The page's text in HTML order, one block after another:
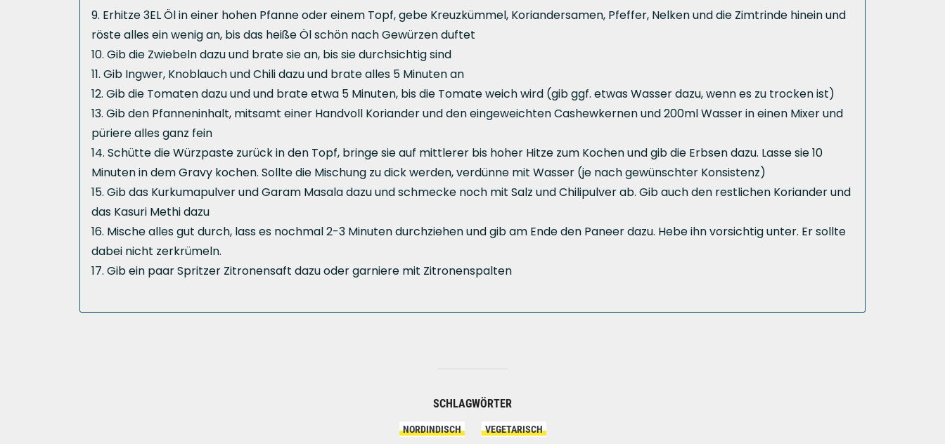
Erhitze 3EL Öl in einer hohen Pfanne oder einem Topf, gebe Kreuzkümmel, Koriandersamen, Pfeffer, Nelken und die Zimtrinde hinein und
röste alles ein wenig an, bis das heiße Öl schön nach Gewürzen duftet
Gib die Zwiebeln dazu und brate sie an, bis sie durchsichtig sind
Gib Ingwer, Knoblauch und Chili dazu und brate alles 5 Minuten an
Gib die Tomaten dazu und und brate etwa 5 Minuten, bis die Tomate weich wird (gib ggf. etwas Wasser dazu, wenn es zu trocken ist)
Gib den Pfanneninhalt, mitsamt einer Handvoll Koriander und den eingeweichten Cashewkernen und 200ml Wasser in einen Mixer und
püriere alles ganz fein
Schütte die Würzpaste zurück in den Topf, bringe sie auf mittlerer bis hoher Hitze zum Kochen und gib die Erbsen dazu. Lasse sie 10
Minuten in dem Gravy kochen. Sollte die Mischung zu dick werden, verdünne mit Wasser (je nach gewünschter Konsistenz)
Gib das Kurkumapulver und Garam Masala dazu und schmecke noch mit Salz und Chilipulver ab. Gib auch den restlichen Koriander und
das Kasuri Methi dazu
Mische alles gut durch, lass es nochmal 2-3 Minuten durchziehen und gib am Ende den Paneer dazu. Hebe ihn vorsichtig unter. Er sollte
dabei nicht zerkrümeln.
Gib ein paar Spritzer Zitronensaft dazu oder garniere mit Zitronenspalten
SCHLAGWÖRTER
NORDINDISCH VEGETARISCH